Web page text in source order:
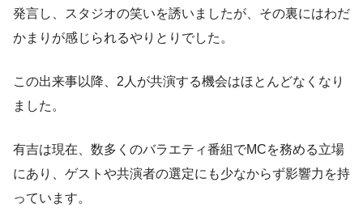
発言し、スタジオの笑いを誘いましたが、その裏にはわだ
かまりが感じられるやりとりでした。
この出来事以降、2人が共演する機会はほとんどなくなり
ました。
有吉は現在、数多くのバラエティ番組でMCを務める立場
にあり、ゲストや共演者の選定にも少なからず影響力を持
っています。